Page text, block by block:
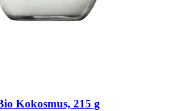
Kokosmus, 215 g